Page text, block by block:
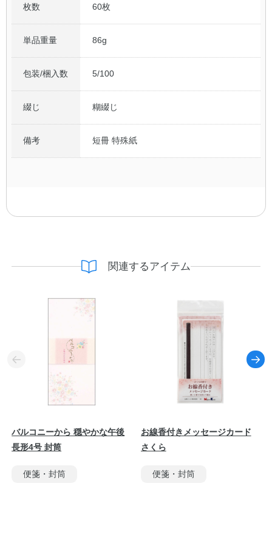
枚数 60枚
単品重量 86g
包装/梱入数 5/100
綴じ 糊綴じ
備考 短冊 特殊紙
関連するアイテム
バルコニーから 穏やかな午後
長形4号 封筒
便箋・封筒
お線香付きメッセージカード
さくら
便箋・封筒